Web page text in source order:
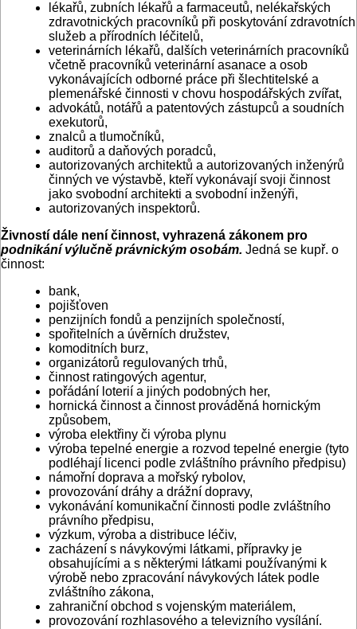
lékařů, zubních lékařů a farmaceutů, nelékařských
zdravotnických pracovníků při poskytování zdravotních
služeb a přírodních léčitelů,
veterinárních lékařů, dalších veterinárních pracovníků
včetně pracovníků veterinární asanace a osob
vykonávajících odborné práce při šlechtitelské a
plemenářské činnosti v chovu hospodářských zvířat,
advokátů, notářů a patentových zástupců a soudních
exekutorů,
znalců a tlumočníků,
auditorů a daňových poradců,
autorizovaných architektů a autorizovaných inženýrů
činných ve výstavbě, kteří vykonávají svoji činnost
jako svobodní architekti a svobodní inženýři,
autorizovaných inspektorů.
Živností dále není činnost, vyhrazená zákonem pro
podnikání výlučně právnickým osobám. Jedná se kupř. o
činnost:
bank,
pojišťoven
penzijních fondů a penzijních společností,
spořitelních a úvěrních družstev,
komoditních burz,
organizátorů regulovaných trhů,
činnost ratingových agentur,
pořádání loterií a jiných podobných her,
hornická činnost a činnost prováděná hornickým
způsobem,
výroba elektřiny či výroba plynu
výroba tepelné energie a rozvod tepelné energie (tyto
podléhají licenci podle zvláštního právního předpisu)
námořní doprava a mořský rybolov,
provozování dráhy a drážní dopravy,
vykonávání komunikační činnosti podle zvláštního
právního předpisu,
výzkum, výroba a distribuce léčiv,
zacházení s návykovými látkami, přípravky je
obsahujícími a s některými látkami používanými k
výrobě nebo zpracování návykových látek podle
zvláštního zákona,
zahraniční obchod s vojenským materiálem,
provozování rozhlasového a televizního vysílání.